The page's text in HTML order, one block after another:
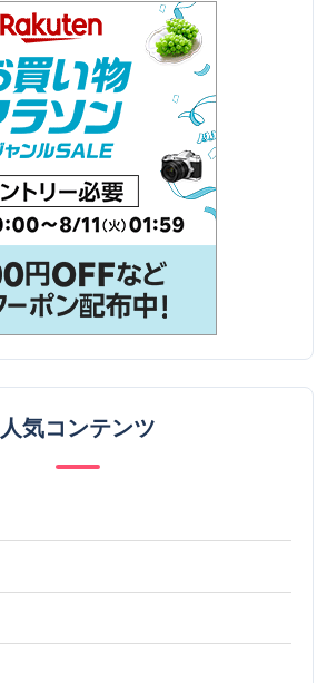
人気コンテンツ